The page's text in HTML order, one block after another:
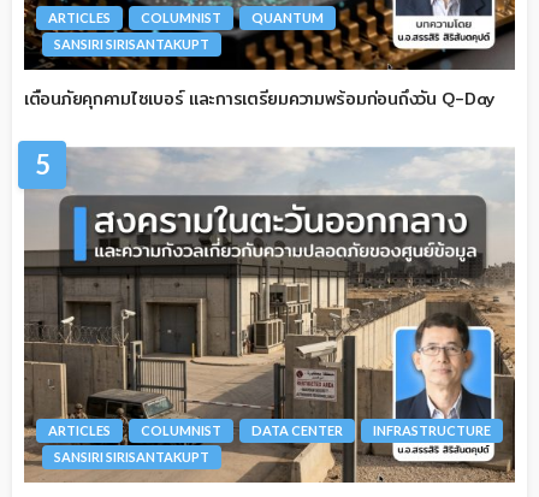
ARTICLES COLUMNIST
QUANTUM
SANSIRI SIRISANTAKUPT
เตือนภัยคุกคามไซเบอร์ และการเตรียมความพร้อมก่อนถึงวัน Q-Day
5
ARTICLES COLUMNIST DATA CENTER
INFRASTRUCTURE
SANSIRI SIRISANTAKUPT